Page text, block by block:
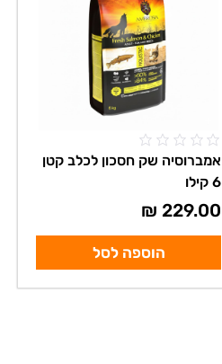
אמברוסיה שק חסכון לכלב קטן
6 קילו
229.00
₪
הוספה לסל